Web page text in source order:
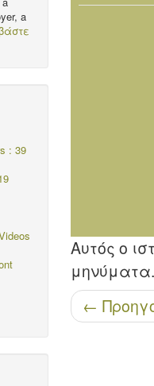
Αυτός ο
μηνύματα.
Μετά την
←
a
: 39